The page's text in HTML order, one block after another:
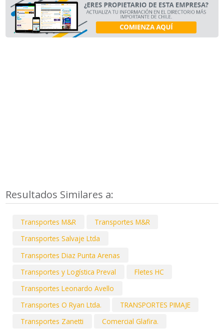
Resultados Similares a:
Transportes M&R
Transportes M&R
Transportes Salvaje Ltda
Transportes Diaz Punta Arenas
Transportes y Logística Preval
Fletes HC
Transportes Leonardo Avello
Transportes O Ryan Ltda.
TRANSPORTES PIMAJE
Transportes Zanetti
Comercial Glafira.